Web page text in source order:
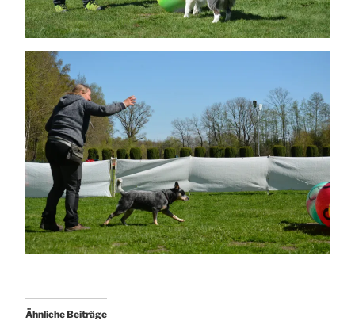
Ähnliche Beiträge